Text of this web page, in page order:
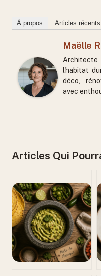
À propos Articles récents
Maëlle
l'habitat
déco,
avec
Articles Qui